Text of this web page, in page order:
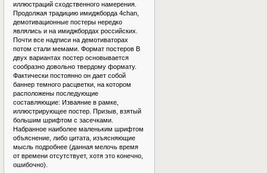
иллюстраций сходственного намерения.
Продолжая традицию имиджборда 4chan,
демотивационные постеры нередко
являлись и на имиджбордах российских.
Почти все надписи на демотиваторах
потом стали мемами. Формат постеров В
двух вариантах постер основывается
сообразно довольно твердому формату.
Фактически постоянно он дает собой
баннер темного расцветки, на котором
расположены последующие
составляющие: Изваяние в рамке,
иллюстрирующее постер. Призыв, взятый
большим шрифтом с засечками.
Набранное наиболее маленьким шрифтом
объяснение, либо цитата, изъясняющие
мысль подробнее (данная мелочь время
от времени отсутствует, хотя это конечно,
ошибочно).